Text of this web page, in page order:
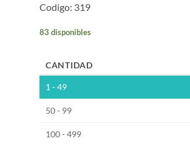
Codigo: 319
83 disponibles
CANTIDAD
1 - 49
50 - 99
100 - 499